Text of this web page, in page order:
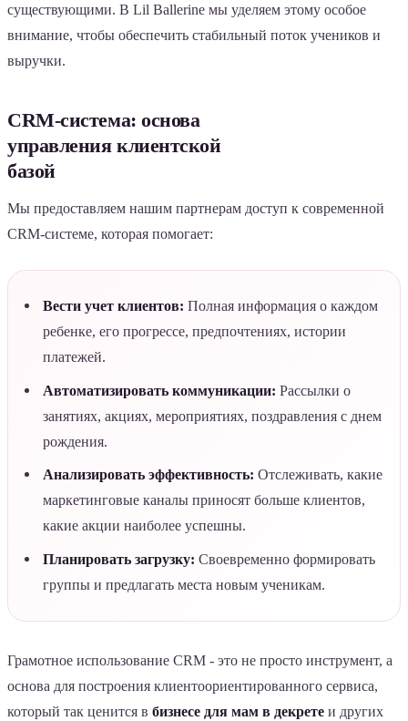
существующими. В Lil Ballerine мы уделяем этому особое
внимание, чтобы обеспечить стабильный поток учеников и
выручки.
CRM-система: основа
управления клиентской
базой
Мы предоставляем нашим партнерам доступ к современной
CRM-системе, которая помогает:
Вести учет клиентов: Полная информация о каждом
ребенке, его прогрессе, предпочтениях, истории
платежей.
Автоматизировать коммуникации: Рассылки о
занятиях, акциях, мероприятиях, поздравления с днем
рождения.
Анализировать эффективность: Отслеживать, какие
маркетинговые каналы приносят больше клиентов,
какие акции наиболее успешны.
Планировать загрузку: Своевременно формировать
группы и предлагать места новым ученикам.
Грамотное использование CRM - это не просто инструмент, а
основа для построения клиентоориентированного сервиса,
который так ценится в бизнесе для мам в декрете и других